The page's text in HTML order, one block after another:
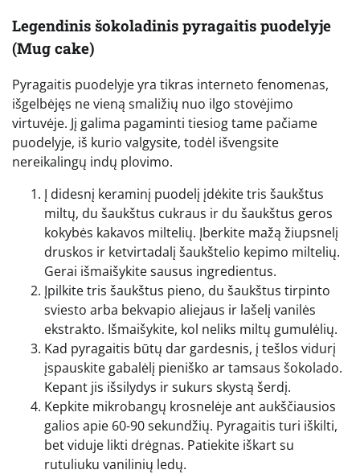
Legendinis šokoladinis pyragaitis puodelyje
(Mug cake)
Pyragaitis puodelyje yra tikras interneto fenomenas,
išgelbėjęs ne vieną smaližių nuo ilgo stovėjimo
virtuvėje. Jį galima pagaminti tiesiog tame pačiame
puodelyje, iš kurio valgysite, todėl išvengsite
nereikalingų indų plovimo.
Į didesnį keraminį puodelį įdėkite tris šaukštus
miltų, du šaukštus cukraus ir du šaukštus geros
kokybės kakavos miltelių. Įberkite mažą žiupsnelį
druskos ir ketvirtadalį šaukštelio kepimo miltelių.
Gerai išmaišykite sausus ingredientus.
Įpilkite tris šaukštus pieno, du šaukštus tirpinto
sviesto arba bekvapio aliejaus ir lašelį vanilės
ekstrakto. Išmaišykite, kol neliks miltų gumulėlių.
Kad pyragaitis būtų dar gardesnis, į tešlos vidurį
įspauskite gabalėlį pieniško ar tamsaus šokolado.
Kepant jis išsilydys ir sukurs skystą šerdį.
Kepkite mikrobangų krosnelėje ant aukščiausios
galios apie 60-90 sekundžių. Pyragaitis turi iškilti,
bet viduje likti drėgnas. Patiekite iškart su
rutuliuku vanilinių ledų.